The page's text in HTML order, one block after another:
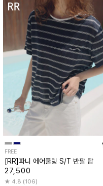
FREE
[RR]파니 에어쿨링 S/T 반팔 탑
27,500
4.8 (106)